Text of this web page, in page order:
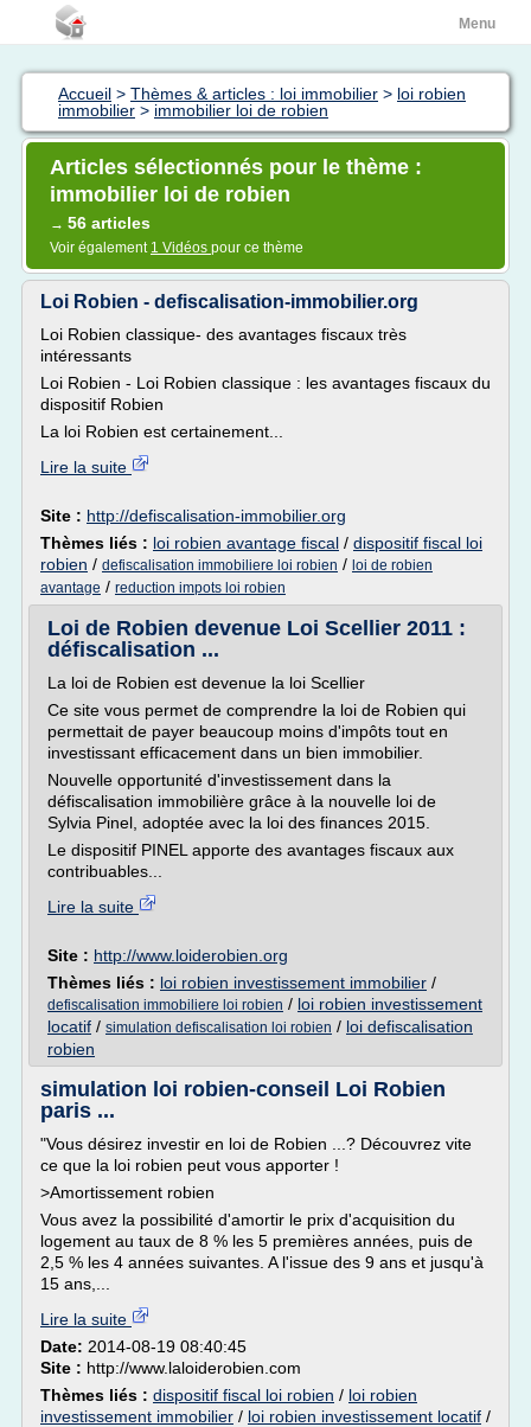
Menu
Accueil > Thèmes & articles : loi immobilier > loi robien
immobilier > immobilier loi de robien
Articles sélectionnés pour le thème :
immobilier loi de robien
→ 56 articles
Voir également 1 Vidéos pour ce thème
Loi Robien - defiscalisation-immobilier.org
Loi Robien classique- des avantages fiscaux très
intéressants
Loi Robien - Loi Robien classique : les avantages fiscaux du
dispositif Robien
La loi Robien est certainement...
Lire la suite
Site : http://defiscalisation-immobilier.org
Thèmes liés : loi robien avantage fiscal / dispositif fiscal loi
robien / defiscalisation immobiliere loi robien / loi de robien
avantage / reduction impots loi robien
Loi de Robien devenue Loi Scellier 2011 :
défiscalisation ...
La loi de Robien est devenue la loi Scellier
Ce site vous permet de comprendre la loi de Robien qui
permettait de payer beaucoup moins d'impôts tout en
investissant efficacement dans un bien immobilier.
Nouvelle opportunité d'investissement dans la
défiscalisation immobilière grâce à la nouvelle loi de
Sylvia Pinel, adoptée avec la loi des finances 2015.
Le dispositif PINEL apporte des avantages fiscaux aux
contribuables...
Lire la suite
Site : http://www.loiderobien.org
Thèmes liés : loi robien investissement immobilier /
defiscalisation immobiliere loi robien / loi robien investissement
locatif / simulation defiscalisation loi robien / loi defiscalisation
robien
simulation loi robien-conseil Loi Robien
paris ...
"Vous désirez investir en loi de Robien ...? Découvrez vite
ce que la loi robien peut vous apporter !
>Amortissement robien
Vous avez la possibilité d'amortir le prix d'acquisition du
logement au taux de 8 % les 5 premières années, puis de
2,5 % les 4 années suivantes. A l'issue des 9 ans et jusqu'à
15 ans,...
Lire la suite
Date: 2014-08-19 08:40:45
Site : http://www.laloiderobien.com
Thèmes liés : dispositif fiscal loi robien / loi robien
investissement immobilier / loi robien investissement locatif /